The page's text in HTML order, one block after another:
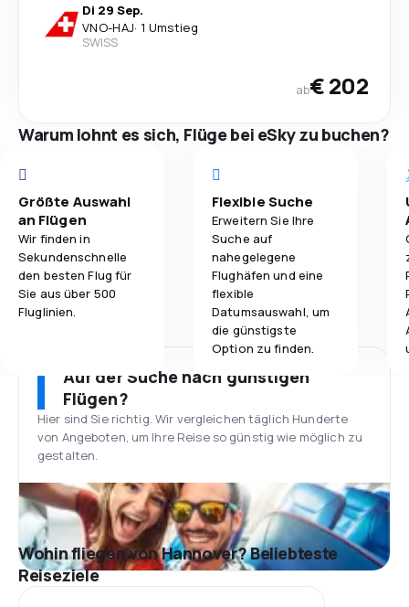
Di 29 Sep.
VNO-HAJ· 1 Umstieg
SWISS
ab€ 202
Warum lohnt es sich, Flüge bei eSky zu buchen?
Größte Auswahl
an Flügen
Wir finden in
Sekundenschnelle
den besten Flug für
Sie aus über 500
Fluglinien.
Flexible Suche
Erweitern Sie Ihre
Suche auf
nahegelegene
Flughäfen und eine
flexible
Datumsauswahl, um
die günstigste
Option zu finden.
Auf der Suche nach günstigen
Flügen?
Hier sind Sie richtig. Wir vergleichen täglich Hunderte
von Angeboten, um Ihre Reise so günstig wie möglich zu
gestalten.
Wohin fliegen von Hannover? Beliebteste
Reiseziele